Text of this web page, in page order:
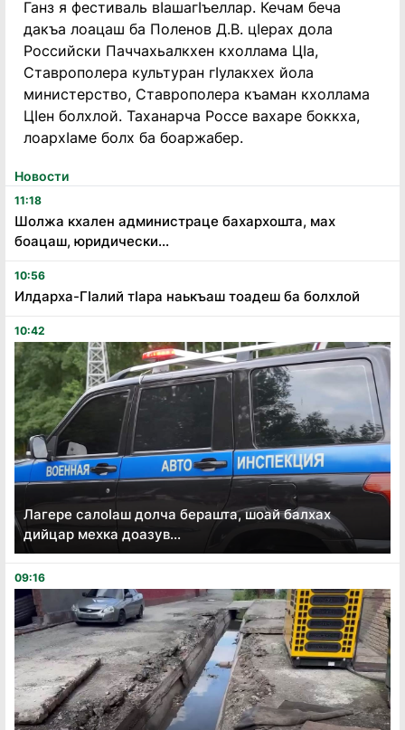
Новости
11:18
Шолжа кхален администраце бахархошта, мах
боацаш, юридически...
10:56
Илдарха-Гӏалий тӏара наькъаш тоадеш ба болхлой
10:42
Лагере салоӏаш долча берашта, шоай балхах
дийцар мехка доазув...
09:16
Ганз я фестиваль вӏашагӏъеллар. Кечам беча
дакъа лоацаш ба Поленов Д.В. цӏерах дола
Российски Паччахьалкхен кхоллама Цӏа,
Ставрополера культуран гӏулакхех йола
министерство, Ставрополера къаман кхоллама
Цӏен болхлой. Таханарча Россе вахаре боккха,
лоархӏаме болх ба боаржабер.